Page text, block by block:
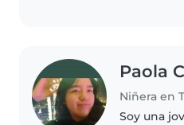
niños de
Paola
Niñera en
Soy una